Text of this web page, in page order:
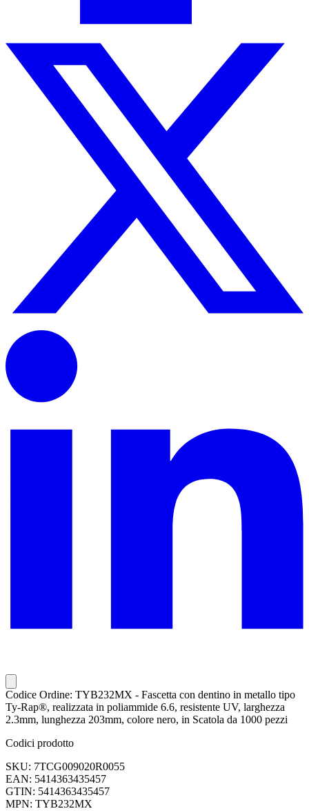
Codice Ordine: TYB232MX - Fascetta con dentino in metallo tipo
Ty-Rap®, realizzata in poliammide 6.6, resistente UV, larghezza
2.3mm, lunghezza 203mm, colore nero, in Scatola da 1000 pezzi
Codici prodotto
SKU: 7TCG009020R0055
EAN: 5414363435457
GTIN: 5414363435457
MPN: TYB232MX